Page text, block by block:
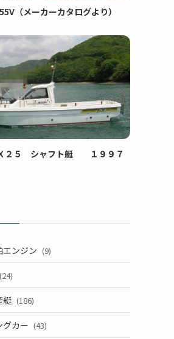
（メーカーカタログより）
２５ シャフト艇 １９９７
エンジン (9)
(24)
艇 (186)
グカー (43)